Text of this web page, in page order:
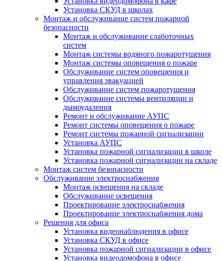
Установка СКУД в школах
Монтаж и обслуживание систем пожарной
безопасности
Монтаж и обслуживание слаботочных
систем
Монтаж системы водяного пожаротушения
Монтаж системы оповещения о пожаре
Обслуживание систем оповещения и
управления эвакуацией
Обслуживание систем пожаротушения
Обслуживание системы вентиляции и
дымоудаления
Ремонт и обслуживание АУПС
Ремонт системы оповещения о пожаре
Ремонт системы пожарной сигнализации
Установка АУПС
Установка пожарной сигнализации в школе
Установка пожарной сигнализации на складе
Монтаж систем безопасности
Обслуживание электроснабжения
Монтаж освещения на складе
Обслуживание освещения
Проектирование электроснабжения
Проектирование электроснабжения дома
Решения для офиса
Установка видеонаблюдения в офисе
Установка СКУД в офисе
Установка пожарной сигнализации в офисе
Установка видеодомофона в офисе